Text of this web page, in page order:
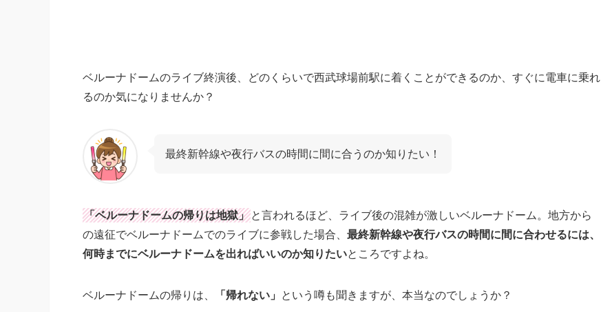
ベルーナドームのライブ終演後、どのくらいで西武球場前駅に着くことができるのか、すぐに電車に乗れ
るのか気になりませんか？
最終新幹線や夜行バスの時間に間に合うのか知りたい！
「ベルーナドームの帰りは地獄」 と言われるほど、ライブ後の混雑が激しいベルーナドーム。地方から
の遠征でベルーナドームでのライブに参戦した場合、 最終新幹線や夜行バスの時間に間に合わせるには、
何時までにベルーナドームを出ればいいのか知りたいところですよね。
ベルーナドームの帰りは、 「帰れない」 という噂も聞きますが、本当なのでしょうか？